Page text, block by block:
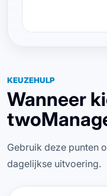
KEUZEHULP
Wanneer
Gebruik deze punten
dagelijkse uitvoering.